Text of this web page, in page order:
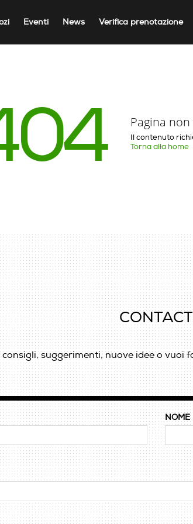
Eventi News Verifica prenotazione
Pagina
Il contenuto
Torna alla home
CONTACT
suggerimenti, nuove idee o
NOME